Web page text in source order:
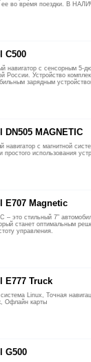
ее во время поездки. В
C500
навигатор с сенсорным 5-
России. Устройство
зарядным
DN505 MAGNETIC
с магнитной
простого использования
E707 Magnetic
– это стильный 7”
станет оптимальным
управления.
E777 Truck
Linux, Точная
Офлайн карты
G500